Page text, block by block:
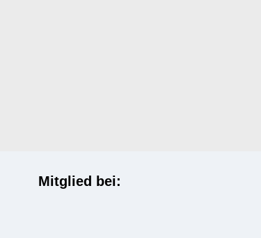
Mitglied bei: